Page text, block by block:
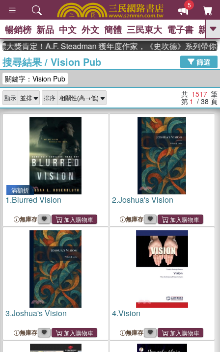
5
GO
熱搜： The Odyssey 、
父親節 、 如果歷史是一群喵 、 暑期
念華 、 台灣的李登輝時代 、 數學女
孩：黎曼猜想
偉大的迷走神經
暢銷榜 新品 中文 外文 簡體 三民東大 電子書 親子
定！A.F. Steadman 獲年度作家，《史坎德》系列帶你踏上熱
搜尋結果/ Vision Pub
篩選
關鍵字：Vision Pub
顯示 排序 共 1517 筆
第 1 / 38 頁
滿額折
1.Blurred Vision
無庫存
2.Joshua's Vision
無庫存
3.Joshua's Vision
無庫存
4.Vision
無庫存